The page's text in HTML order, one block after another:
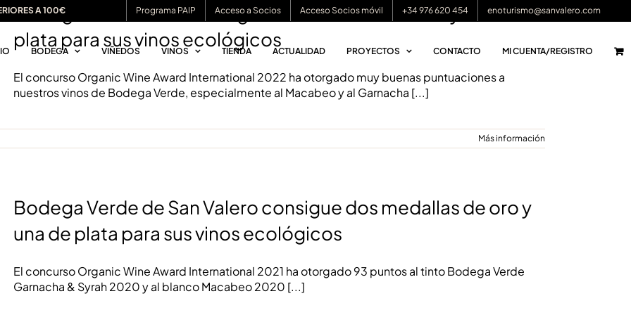
A 100€ Programa PAIP Acceso a Socios Acceso Socios móvil +34 976 620 454 enoturismo@sanvalero.com
BODEGA VIÑEDOS VINOS TIENDA ACTUALIDAD PROYECTOS CONTACTO MI CUENTA/REGISTRO
Bodegas San Valero consigue dos medallas de oro y una de
plata para sus vinos ecológicos
El concurso Organic Wine Award International 2022 ha otorgado muy buenas puntuaciones a
nuestros vinos de Bodega Verde, especialmente al Macabeo y al Garnacha [...]
Más información
Bodega Verde de San Valero consigue dos medallas de oro y
una de plata para sus vinos ecológicos
El concurso Organic Wine Award International 2021 ha otorgado 93 puntos al tinto Bodega Verde
Garnacha & Syrah 2020 y al blanco Macabeo 2020 [...]